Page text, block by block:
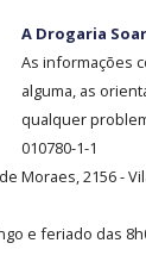
A Drogaria
As informações
alguma, as
qualquer
010780-1-1
Moraes, 2156-
e feriado das